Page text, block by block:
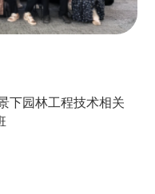
下园林工程技术相关